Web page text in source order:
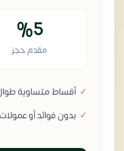
%5
مقدم حجز
أقساط متساوية
بدون فوائد أو